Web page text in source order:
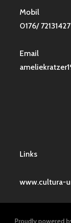
Mobil
0176/ 72131427
Email
Links
www.cultura-
Proudly powered